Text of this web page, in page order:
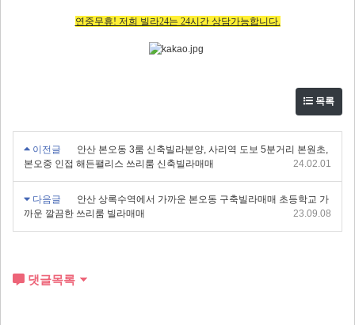
연중무휴! 저희 빌라24는 24시간 상담가능합니다.
목록
이전글
안산 본오동 3룸 신축빌라분양, 사리역 도보 5분거리 본원초,
본오중 인접 해든팰리스 쓰리룸 신축빌라매매
24.02.01
다음글
안산 상록수역에서 가까운 본오동 구축빌라매매 초등학교 가
까운 깔끔한 쓰리룸 빌라매매
23.09.08
댓글목록